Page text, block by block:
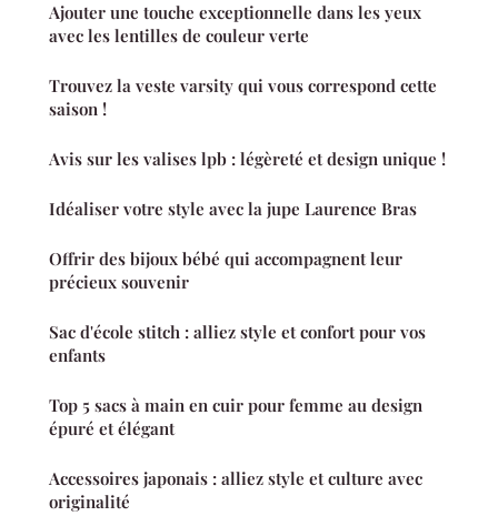
Ajouter une touche exceptionnelle dans les yeux
avec les lentilles de couleur verte
Trouvez la veste varsity qui vous correspond cette
saison !
Avis sur les valises lpb : légèreté et design unique !
Idéaliser votre style avec la jupe Laurence Bras
Offrir des bijoux bébé qui accompagnent leur
précieux souvenir
Sac d'école stitch : alliez style et confort pour vos
enfants
Top 5 sacs à main en cuir pour femme au design
épuré et élégant
Accessoires japonais : alliez style et culture avec
originalité